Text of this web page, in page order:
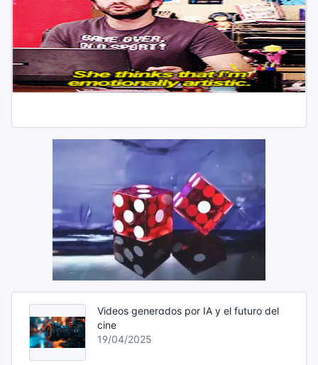
Videos generados por IA y el futuro del
cine
19/04/2025